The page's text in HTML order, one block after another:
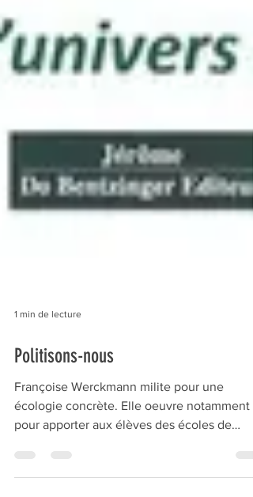
Françoise Werckmann milite pour une
écologie concrète. Elle oeuvre notamment